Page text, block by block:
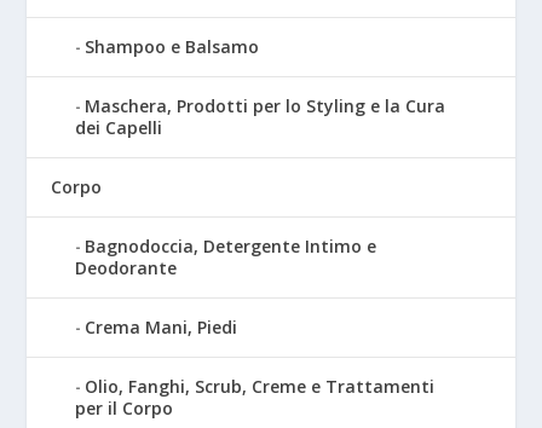
Shampoo e Balsamo
Maschera, Prodotti per lo Styling e la Cura
dei Capelli
Corpo
Bagnodoccia, Detergente Intimo e
Deodorante
Crema Mani, Piedi
Olio, Fanghi, Scrub, Creme e Trattamenti
per il Corpo